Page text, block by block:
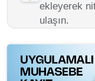
ekleyerek
ulaşın.